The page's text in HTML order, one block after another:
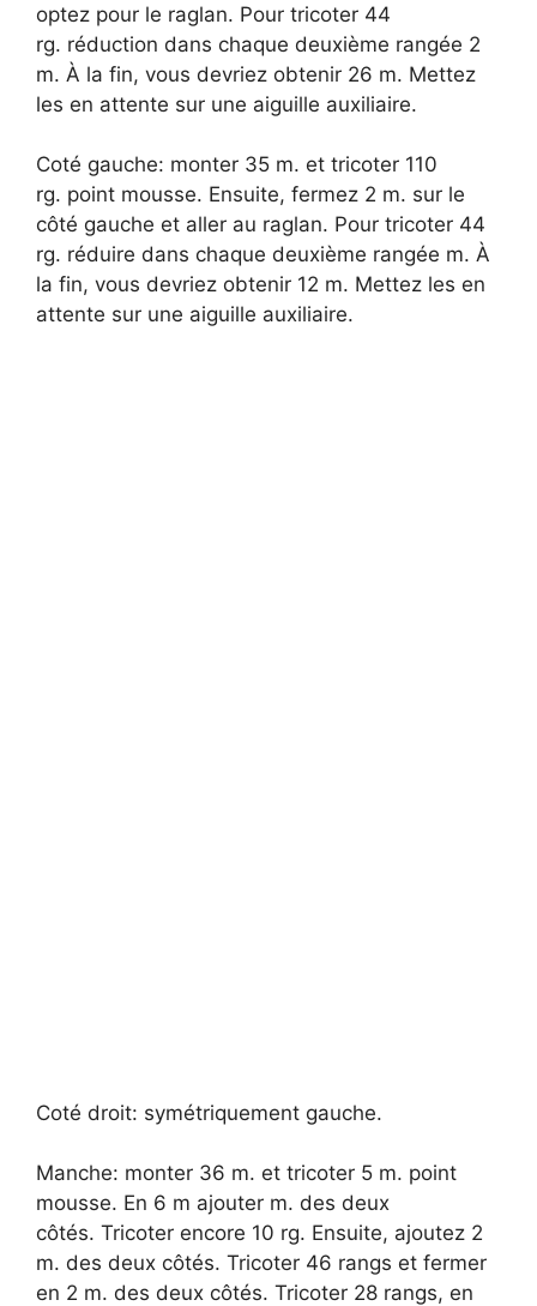
V
i
d
e
o
optez pour le raglan. Pour tricoter 44
rg. réduction dans chaque deuxième rangée 2
m. À la fin, vous devriez obtenir 26 m. Mettez
les en attente sur une aiguille auxiliaire.
Coté gauche: monter 35 m. et tricoter 110
rg. point mousse. Ensuite, fermez 2 m. sur le
côté gauche et aller au raglan. Pour tricoter 44
rg. réduire dans chaque deuxième rangée m. À
la fin, vous devriez obtenir 12 m. Mettez les en
attente sur une aiguille auxiliaire.
Coté droit: symétriquement gauche.
Manche: monter 36 m. et tricoter 5 m. point
mousse. En 6 m ajouter m. des deux
côtés. Tricoter encore 10 rg. Ensuite, ajoutez 2
m. des deux côtés. Tricoter 46 rangs et fermer
en 2 m. des deux côtés. Tricoter 28 rangs, en